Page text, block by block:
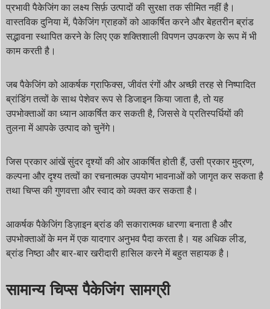
प्रभावी पैकेजिंग का लक्ष्य सिर्फ़ उत्पादों की सुरक्षा तक सीमित नहीं है।
वास्तविक दुनिया में, पैकेजिंग ग्राहकों को आकर्षित करने और बेहतरीन ब्रांड
सद्भावना स्थापित करने के लिए एक शक्तिशाली विपणन उपकरण के रूप में भी
काम करती है।
जब पैकेजिंग को आकर्षक ग्राफिक्स, जीवंत रंगों और अच्छी तरह से निष्पादित
ब्रांडिंग तत्वों के साथ पेशेवर रूप से डिजाइन किया जाता है, तो यह
उपभोक्ताओं का ध्यान आकर्षित कर सकती है, जिससे वे प्रतिस्पर्धियों की
तुलना में आपके उत्पाद को चुनेंगे।
जिस प्रकार आंखें सुंदर दृश्यों की ओर आकर्षित होती हैं, उसी प्रकार मुद्रण,
कल्पना और दृश्य तत्वों का रचनात्मक उपयोग भावनाओं को जागृत कर सकता है
तथा चिप्स की गुणवत्ता और स्वाद को व्यक्त कर सकता है।
आकर्षक पैकेजिंग डिज़ाइन ब्रांड की सकारात्मक धारणा बनाता है और
उपभोक्ताओं के मन में एक यादगार अनुभव पैदा करता है। यह अधिक लीड,
ब्रांड निष्ठा और बार-बार खरीदारी हासिल करने में बहुत सहायक है।
सामान्य चिप्स पैकेजिंग सामग्री